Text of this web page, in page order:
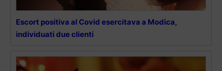
Escort positiva al Covid esercitava a Modica,
individuati due clienti